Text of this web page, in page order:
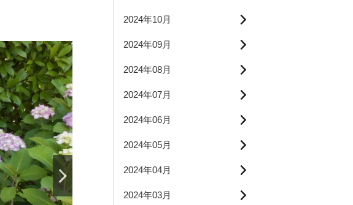
2024年10月
2024年09月
2024年08月
2024年07月
2024年06月
2024年05月
2024年04月
2024年03月